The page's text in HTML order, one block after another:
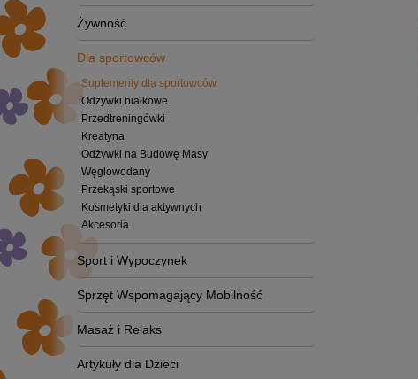
Żywność
Dla sportowców
Suplementy dla sportowców
Odżywki białkowe
Przedtreningówki
Kreatyna
Odżywki na Budowę Masy
Węglowodany
Przekąski sportowe
Kosmetyki dla aktywnych
Akcesoria
Sport i Wypoczynek
Sprzęt Wspomagający Mobilność
Masaż i Relaks
Artykuły dla Dzieci